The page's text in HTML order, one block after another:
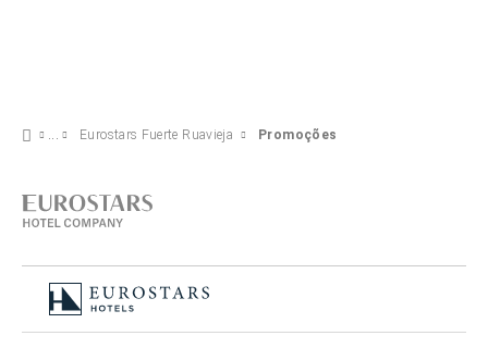
Eurostars Fuerte Ruavieja Promoções